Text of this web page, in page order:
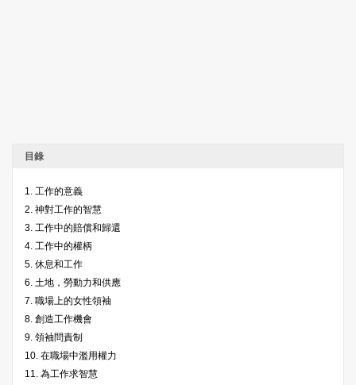
目錄
1. 工作的意義
2. 神對工作的智慧
3. 工作中的賠償和歸還
4. 工作中的權柄
5. 休息和工作
6. 土地，勞動力和供應
7. 職場上的女性領袖
8. 創造工作機會
9. 領袖問責制
10. 在職場中濫用權力
11. 為工作求智慧